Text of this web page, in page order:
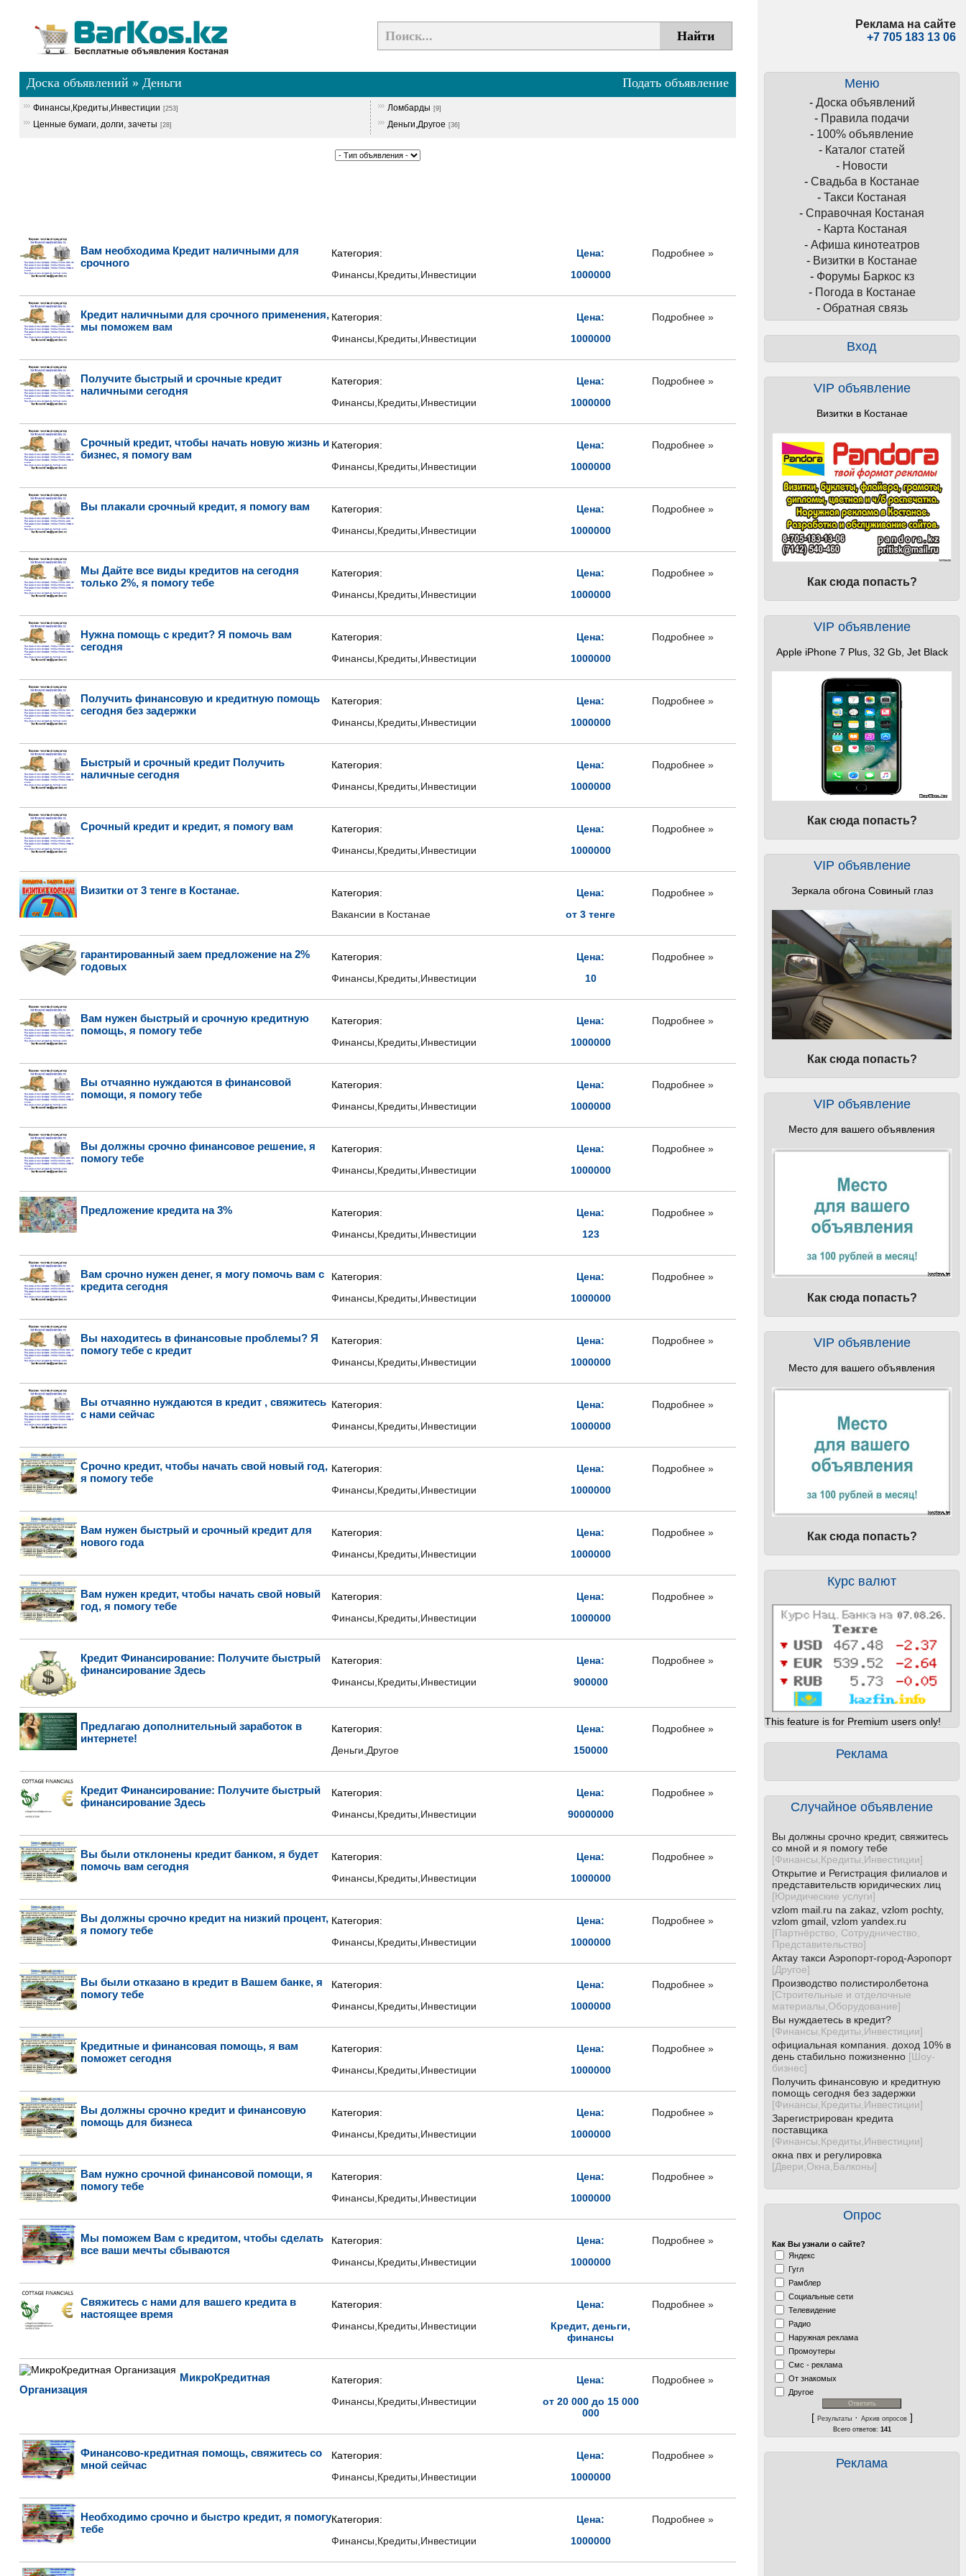
Реклама на сайте
+7 705 183 13 06
Меню
- Доска объявлений
- Правила подачи
- 100% объявление
- Каталог статей
- Новости
- Свадьба в Костанае
- Такси Костаная
- Справочная Костаная
- Карта Костаная
- Афиша кинотеатров
- Визитки в Костанае
- Форумы Баркос кз
- Погода в Костанае
- Обратная связь
Вход
VIP объявление
Визитки в Костанае
Как сюда попасть?
VIP объявление
Apple iPhone 7 Plus, 32 Gb, Jet Black
Как сюда попасть?
VIP объявление
Зеркала обгона Совиный глаз
Как сюда попасть?
VIP объявление
Место для вашего объявления
Как сюда попасть?
VIP объявление
Место для вашего объявления
Как сюда попасть?
Курс валют
This feature is for Premium users only!
Реклама
Случайное объявление
Вы должны срочно кредит, свяжитесь
со мной и я помогу тебе
[Финансы,Кредиты,Инвестиции]
Открытие и Регистрация филиалов и
представительств юридических лиц
[Юридические услуги]
vzlom mail.ru na zakaz, vzlom pochty,
vzlom gmail, vzlom yandex.ru
[Партнёрство, Сотрудничество,
Представительство]
Актау такси Аэропорт-город-Аэропорт
[Другое]
Производство полистиролбетона
[Строительные и отделочные
материалы,Оборудование]
Вы нуждаетесь в кредит?
[Финансы,Кредиты,Инвестиции]
официальная компания. доход 10% в
день стабильно пожизненно [Шоу-
бизнес]
Получить финансовую и кредитную
помощь сегодня без задержки
[Финансы,Кредиты,Инвестиции]
Зарегистрирован кредита
поставщика
[Финансы,Кредиты,Инвестиции]
окна пвх и регулировка
[Двери,Окна,Балконы]
Опрос
Как Вы узнали о сайте?
Яндекс
Гугл
Рамблер
Социальные сети
Телевидение
Радио
Наружная реклама
Промоутеры
Смс - реклама
От знакомых
Другое
[ Результаты· Архив опросов]
Всего ответов: 141
Реклама
Подать объявление
Доска объявлений » Деньги
Финансы,Кредиты,Инвестиции [253] Ломбарды [9]
Ценные бумаги, долги, зачеты [28] Деньги,Другое [36]
Вам необходима Кредит наличными для
срочного
Категория:
Финансы,Кредиты,Инвестиции
Цена:
1000000
Подробнее »
Кредит наличными для срочного применения,
мы поможем вам
Категория:
Финансы,Кредиты,Инвестиции
Цена:
1000000
Подробнее »
Получите быстрый и срочные кредит
наличными сегодня
Категория:
Финансы,Кредиты,Инвестиции
Цена:
1000000
Подробнее »
Срочный кредит, чтобы начать новую жизнь и
бизнес, я помогу вам
Категория:
Финансы,Кредиты,Инвестиции
Цена:
1000000
Подробнее »
Вы плакали срочный кредит, я помогу вам
Категория:
Финансы,Кредиты,Инвестиции
Цена:
1000000
Подробнее »
Мы Дайте все виды кредитов на сегодня
только 2%, я помогу тебе
Категория:
Финансы,Кредиты,Инвестиции
Цена:
1000000
Подробнее »
Нужна помощь с кредит? Я помочь вам
сегодня
Категория:
Финансы,Кредиты,Инвестиции
Цена:
1000000
Подробнее »
Получить финансовую и кредитную помощь
сегодня без задержки
Категория:
Финансы,Кредиты,Инвестиции
Цена:
1000000
Подробнее »
Быстрый и срочный кредит Получить
наличные сегодня
Категория:
Финансы,Кредиты,Инвестиции
Цена:
1000000
Подробнее »
Срочный кредит и кредит, я помогу вам
Категория:
Финансы,Кредиты,Инвестиции
Цена:
1000000
Подробнее »
Визитки от 3 тенге в Костанае.
Категория:
Вакансии в Костанае
Цена:
от 3 тенге
Подробнее »
гарантированный заем предложение на 2%
годовых
Категория:
Финансы,Кредиты,Инвестиции
Цена:
10
Подробнее »
Вам нужен быстрый и срочную кредитную
помощь, я помогу тебе
Категория:
Финансы,Кредиты,Инвестиции
Цена:
1000000
Подробнее »
Вы отчаянно нуждаются в финансовой
помощи, я помогу тебе
Категория:
Финансы,Кредиты,Инвестиции
Цена:
1000000
Подробнее »
Вы должны срочно финансовое решение, я
помогу тебе
Категория:
Финансы,Кредиты,Инвестиции
Цена:
1000000
Подробнее »
Предложение кредита на 3%
Категория:
Финансы,Кредиты,Инвестиции
Цена:
123
Подробнее »
Вам срочно нужен денег, я могу помочь вам с
кредита сегодня
Категория:
Финансы,Кредиты,Инвестиции
Цена:
1000000
Подробнее »
Вы находитесь в финансовые проблемы? Я
помогу тебе с кредит
Категория:
Финансы,Кредиты,Инвестиции
Цена:
1000000
Подробнее »
Вы отчаянно нуждаются в кредит , свяжитесь
с нами сейчас
Категория:
Финансы,Кредиты,Инвестиции
Цена:
1000000
Подробнее »
Срочно кредит, чтобы начать свой новый год,
я помогу тебе
Категория:
Финансы,Кредиты,Инвестиции
Цена:
1000000
Подробнее »
Вам нужен быстрый и срочный кредит для
нового года
Категория:
Финансы,Кредиты,Инвестиции
Цена:
1000000
Подробнее »
Вам нужен кредит, чтобы начать свой новый
год, я помогу тебе
Категория:
Финансы,Кредиты,Инвестиции
Цена:
1000000
Подробнее »
Кредит Финансирование: Получите быстрый
финансирование Здесь
Категория:
Финансы,Кредиты,Инвестиции
Цена:
900000
Подробнее »
Предлагаю дополнительный заработок в
интернете!
Категория:
Деньги,Другое
Цена:
150000
Подробнее »
Кредит Финансирование: Получите быстрый
финансирование Здесь
Категория:
Финансы,Кредиты,Инвестиции
Цена:
90000000
Подробнее »
Вы были отклонены кредит банком, я будет
помочь вам сегодня
Категория:
Финансы,Кредиты,Инвестиции
Цена:
1000000
Подробнее »
Вы должны срочно кредит на низкий процент,
я помогу тебе
Категория:
Финансы,Кредиты,Инвестиции
Цена:
1000000
Подробнее »
Вы были отказано в кредит в Вашем банке, я
помогу тебе
Категория:
Финансы,Кредиты,Инвестиции
Цена:
1000000
Подробнее »
Кредитные и финансовая помощь, я вам
поможет сегодня
Категория:
Финансы,Кредиты,Инвестиции
Цена:
1000000
Подробнее »
Вы должны срочно кредит и финансовую
помощь для бизнеса
Категория:
Финансы,Кредиты,Инвестиции
Цена:
1000000
Подробнее »
Вам нужно срочной финансовой помощи, я
помогу тебе
Категория:
Финансы,Кредиты,Инвестиции
Цена:
1000000
Подробнее »
Мы поможем Вам с кредитом, чтобы сделать
все ваши мечты сбываются
Категория:
Финансы,Кредиты,Инвестиции
Цена:
1000000
Подробнее »
Свяжитесь с нами для вашего кредита в
настоящее время
Категория:
Финансы,Кредиты,Инвестиции
Цена:
Кредит, деньги,
финансы
Подробнее »
МикроКредитная
Организация
Категория:
Финансы,Кредиты,Инвестиции
Цена:
от 20 000 до 15 000
000
Подробнее »
Финансово-кредитная помощь, свяжитесь со
мной сейчас
Категория:
Финансы,Кредиты,Инвестиции
Цена:
1000000
Подробнее »
Необходимо срочно и быстро кредит, я помогу
тебе
Категория:
Финансы,Кредиты,Инвестиции
Цена:
1000000
Подробнее »